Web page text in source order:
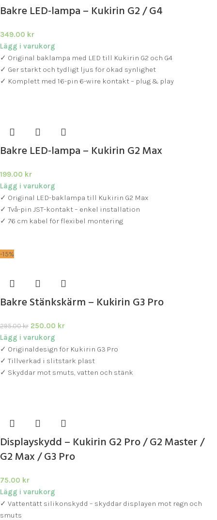
Bakre LED-lampa – Kukirin G2 / G4
349.00 kr
Lägg i varukorg
✓ Original baklampa med LED till Kukirin G2 och G4
✓ Ger starkt och tydligt ljus för ökad synlighet
✓ Komplett med 16-pin 6-wire kontakt – plug & play
Bakre LED-lampa – Kukirin G2 Max
199.00 kr
Lägg i varukorg
✓ Original LED-baklampa till Kukirin G2 Max
✓ Två-pin JST-kontakt – enkel installation
✓ 76 cm kabel för flexibel montering
-15%
Bakre Stänkskärm – Kukirin G3 Pro
295.00kr 250.00 kr
Lägg i varukorg
✓ Originaldesign för Kukirin G3 Pro
✓ Tillverkad i slitstark plast
✓ Skyddar mot smuts, vatten och stänk
Displayskydd – Kukirin G2 Pro / G2 Master /
G2 Max / G3 Pro
75.00 kr
Lägg i varukorg
✓ Vattentätt silikonskydd – skyddar displayen mot regn och
smuts